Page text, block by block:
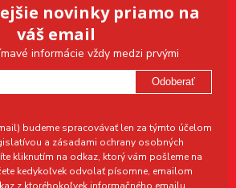
novinky priamo na
váš email
informácie vždy medzi prvými
Odoberať
budeme spracovávať len za týmto účelom
a zásadami ochrany osobných
kliknutím na odkaz, ktorý vám pošleme na
kedykoľvek odvolať písomne, emailom
z ktoréhokoľvek informačného emailu.